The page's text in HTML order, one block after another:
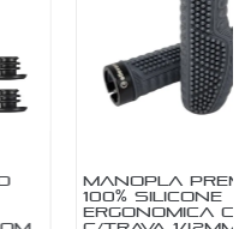
MANOPLA PREMIUM
100% SILICONE
ERGONOMICA CINZA